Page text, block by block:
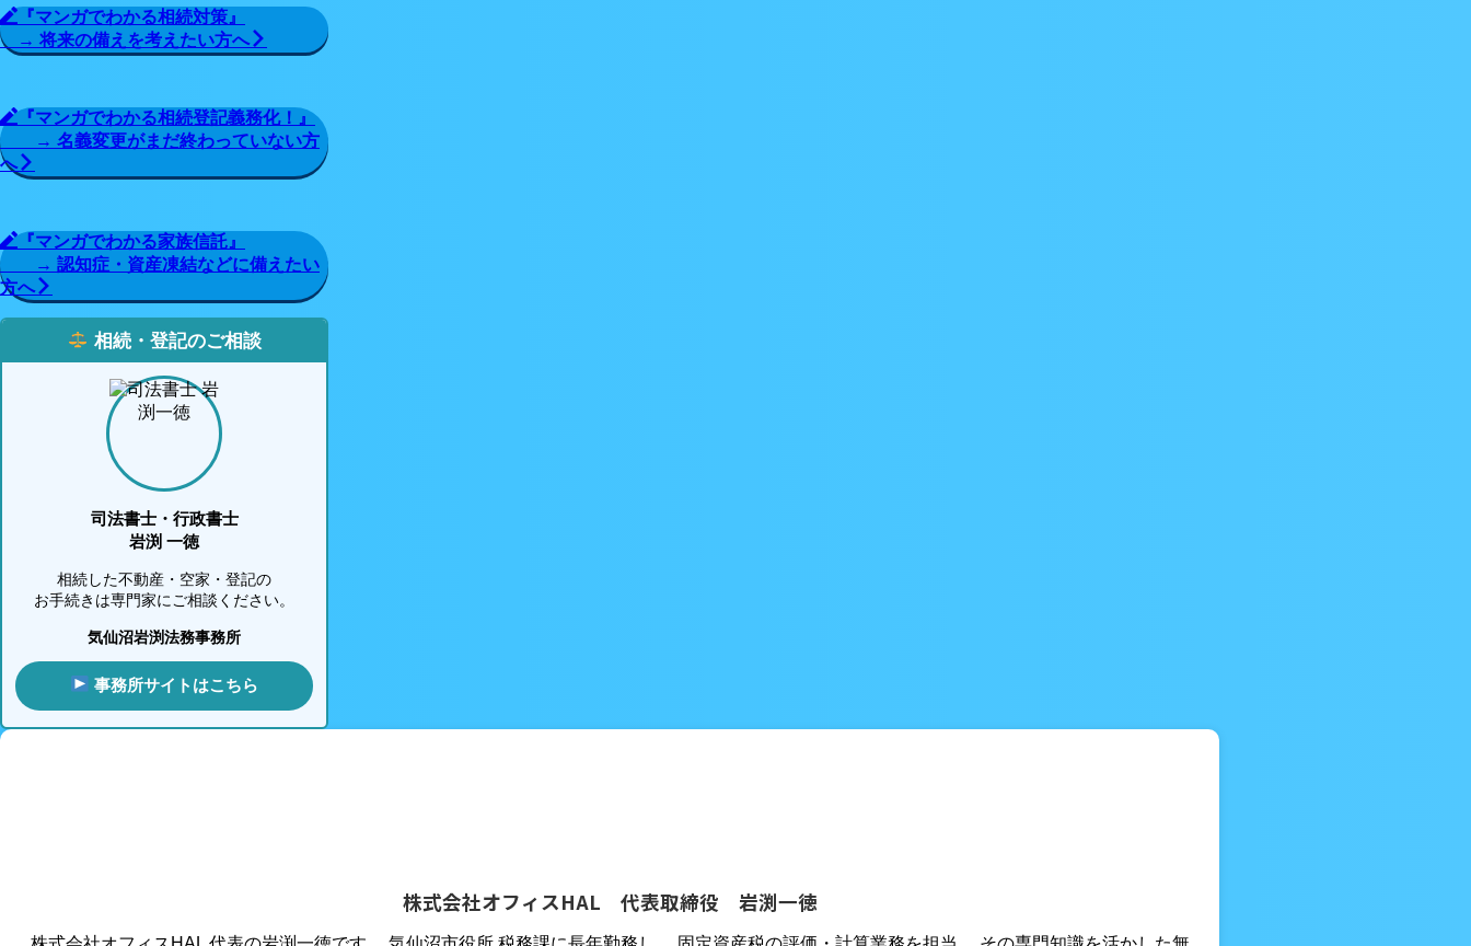
『マンガでわかる相続対策』
→ 将来の備えを考えたい方へ
『マンガでわかる相続登記義務化！』
→ 名義変更がまだ終わっていない方
へ
『マンガでわかる家族信託』
→ 認知症・資産凍結などに備えたい
方へ
相続・登記のご相談
司法書士・行政書士
岩渕 一徳
相続した不動産・空家・登記の
お手続きは専門家にご相談ください。
気仙沼岩渕法務事務所
事務所サイトはこちら
株式会社オフィスHAL 代表取締役 岩渕一徳